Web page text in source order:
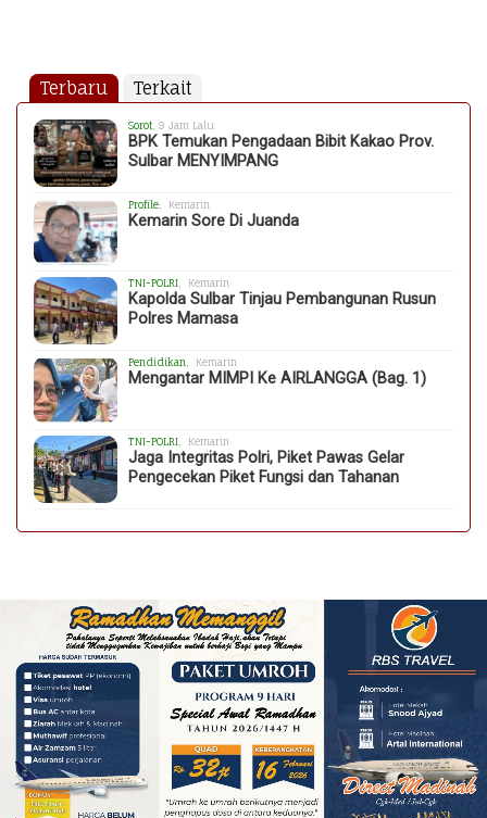
Terbaru Terkait
Sorot , 9 Jam Lalu
BPK Temukan Pengadaan Bibit Kakao Prov.
Sulbar MENYIMPANG
Profile , Kemarin
Kemarin Sore Di Juanda
TNI-POLRI, Kemarin
Kapolda Sulbar Tinjau Pembangunan Rusun
Polres Mamasa
Pendidikan, Kemarin
Mengantar MIMPI Ke AIRLANGGA (Bag. 1)
TNI-POLRI , Kemarin
Jaga Integritas Polri, Piket Pawas Gelar
Pengecekan Piket Fungsi dan Tahanan